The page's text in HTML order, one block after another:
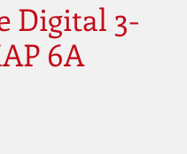
Digital 3-
6A